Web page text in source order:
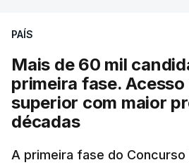
evolução das cotações
posto de abastecimento, a
A atualização do desconto
Produtos Petrolíferos (ISP)
PAÍS
Mais de 60 mil
primeira fase.
superior com maior
décadas
A primeira fase do Concurso